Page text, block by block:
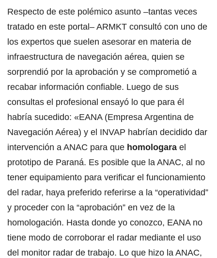
Respecto de este polémico asunto –tantas veces
tratado en este portal– ARMKT consultó con uno de
los expertos que suelen asesorar en materia de
infraestructura de navegación aérea, quien se
sorprendió por la aprobación y se comprometió a
recabar información confiable. Luego de sus
consultas el profesional ensayó lo que para él
habría sucedido: «EANA (Empresa Argentina de
Navegación Aérea) y el INVAP habrían decidido dar
intervención a ANAC para que homologara el
prototipo de Paraná. Es posible que la ANAC, al no
tener equipamiento para verificar el funcionamiento
del radar, haya preferido referirse a la “operatividad”
y proceder con la “aprobación” en vez de la
homologación. Hasta donde yo conozco, EANA no
tiene modo de corroborar el radar mediante el uso
del monitor radar de trabajo. Lo que hizo la ANAC,